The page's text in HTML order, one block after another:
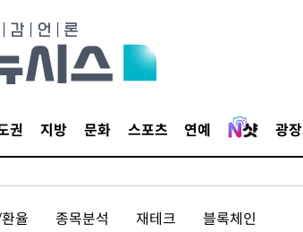
권 지방 문화 스포츠 연예 광장
율 종목분석 재테크 블록체인